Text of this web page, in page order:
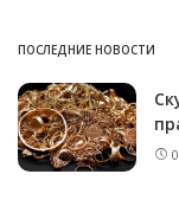
ПОСЛЕДНИЕ НОВОСТИ